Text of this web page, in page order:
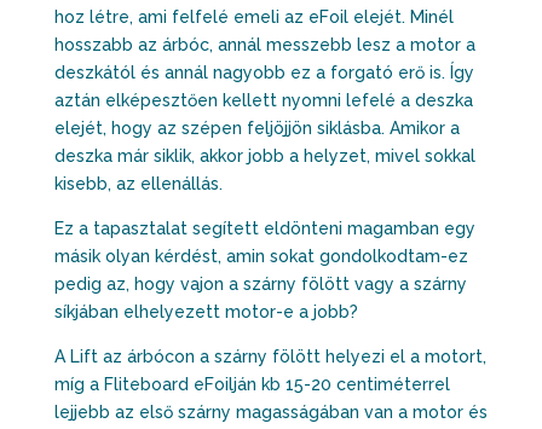
hoz létre, ami felfelé emeli az eFoil elejét. Minél
hosszabb az árbóc, annál messzebb lesz a motor a
deszkától és annál nagyobb ez a forgató erő is. Így
aztán elképesztően kellett nyomni lefelé a deszka
elejét, hogy az szépen feljöjjön siklásba. Amikor a
deszka már siklik, akkor jobb a helyzet, mivel sokkal
kisebb, az ellenállás.
Ez a tapasztalat segített eldönteni magamban egy
másik olyan kérdést, amin sokat gondolkodtam-ez
pedig az, hogy vajon a szárny fölött vagy a szárny
síkjában elhelyezett motor-e a jobb?
A Lift az árbócon a szárny fölött helyezi el a motort,
míg a Fliteboard eFoilján kb 15-20 centiméterrel
lejjebb az első szárny magasságában van a motor és